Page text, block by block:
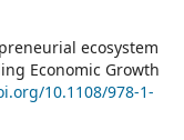
ecosystem
Economic Growth
10.1108/978-1-